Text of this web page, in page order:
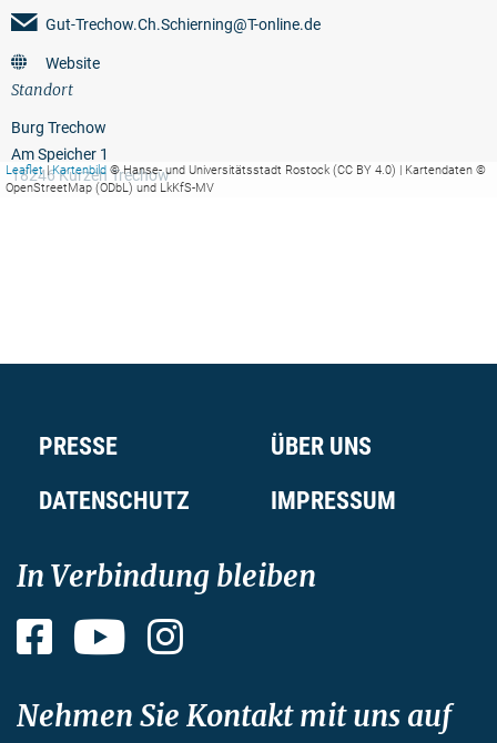
Leaflet|Kartenbild © Hanse- und Universitätsstadt Rostock (CC BY 4.0) | Kartendaten ©
OpenStreetMap (ODbL) und LkKfS-MV
Gut-Trechow.Ch.Schierning@T-online.de
Website
Standort
Burg Trechow
Am Speicher 1
18246 Kurzen Trechow
PRESSE
ÜBER UNS
DATENSCHUTZ
IMPRESSUM
In Verbindung bleiben
Facebook YouTube
Nehmen Sie Kontakt mit uns auf